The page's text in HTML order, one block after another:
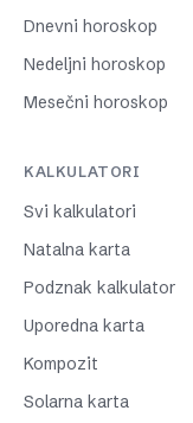
Dnevni horoskop
Nedeljni horoskop
Mesečni horoskop
KALKULATORI
Svi kalkulatori
Natalna karta
Podznak kalkulator
Uporedna karta
Kompozit
Solarna karta